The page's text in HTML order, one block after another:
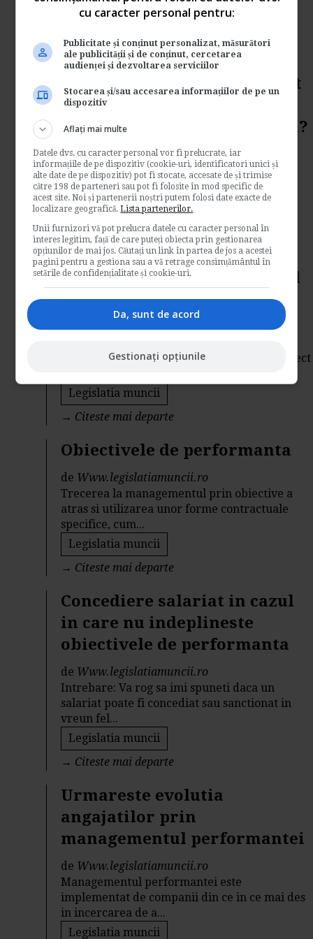
afacerii...
→Citeste mai departe
Poate fi concediat un angajat
pentru neindeplinirea
obiectivelor de performanta?
deWww.legislatiamuncii.ro
Necorespunderea profesionala reprezinta
temei pentru concediere individuala, pe
motive ce tin de...
→Citeste mai departe
Se va modifica din nou Codul
Muncii?
deWww.legislatiamuncii.ro
strang semnaturi pentru a promova un proiect
Legislatia muncii
→ Citeste mai departe
Obiectivele de performanta
de Www.legislatiamuncii.ro
Trecerea la managementul prin obiective a
atras si utilizarea unor forme contractuale
specifice, cum...
Legislatia muncii
→ Citeste mai departe
Concediere salariat in cazul
in care nu indeplineste
obiectivele de performanta
de Www.legislatiamuncii.ro
Intrebare: Va rog sa imi spuneti daca un
salariat poate fi concediat sau sanctionat in
vreun fel...
Legislatia muncii
→ Citeste mai departe
Urmareste evolutia
angajatilor prin
managementul performantei
de Www.legislatiamuncii.ro
Managementul performantei este
implementat de companii din ce in ce mai des
in incercarea de a...
Legislatia muncii
cu caracter personal pentru:
Publicitate și conținut personalizat, măsurători
ale publicității și de conținut, cercetarea
audienței și dezvoltarea serviciilor
Stocarea și/sau accesarea informațiilor de pe un
dispozitiv
Aflați mai multe
Datele dvs. cu caracter personal vor fi prelucrate, iar
informațiile de pe dispozitiv (cookie-uri, identificatori unici și
alte date de pe dispozitiv) pot fi stocate, accesate de și trimise
către 198 de parteneri sau pot fi folosite în mod specific de
acest site. Noi și partenerii noștri putem folosi date exacte de
localizare geografică.Lista partenerilor.
Unii furnizori vă pot prelucra datele cu caracter personal în
interes legitim, față de care puteți obiecta prin gestionarea
opțiunilor de mai jos. Căutați un link în partea de jos a acestei
pagini pentru a gestiona sau a vă retrage consimțământul în
setările de confidențialitate și cookie-uri.
Da, sunt de acord
Gestionați opțiunile